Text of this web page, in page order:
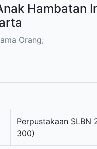
Hambatan
Orang;
Perpustakaan SLBN
300)